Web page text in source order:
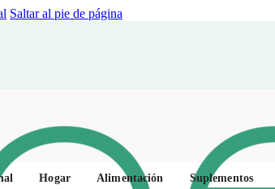
Saltar al pie de página
Hogar Alimentación Suplementos